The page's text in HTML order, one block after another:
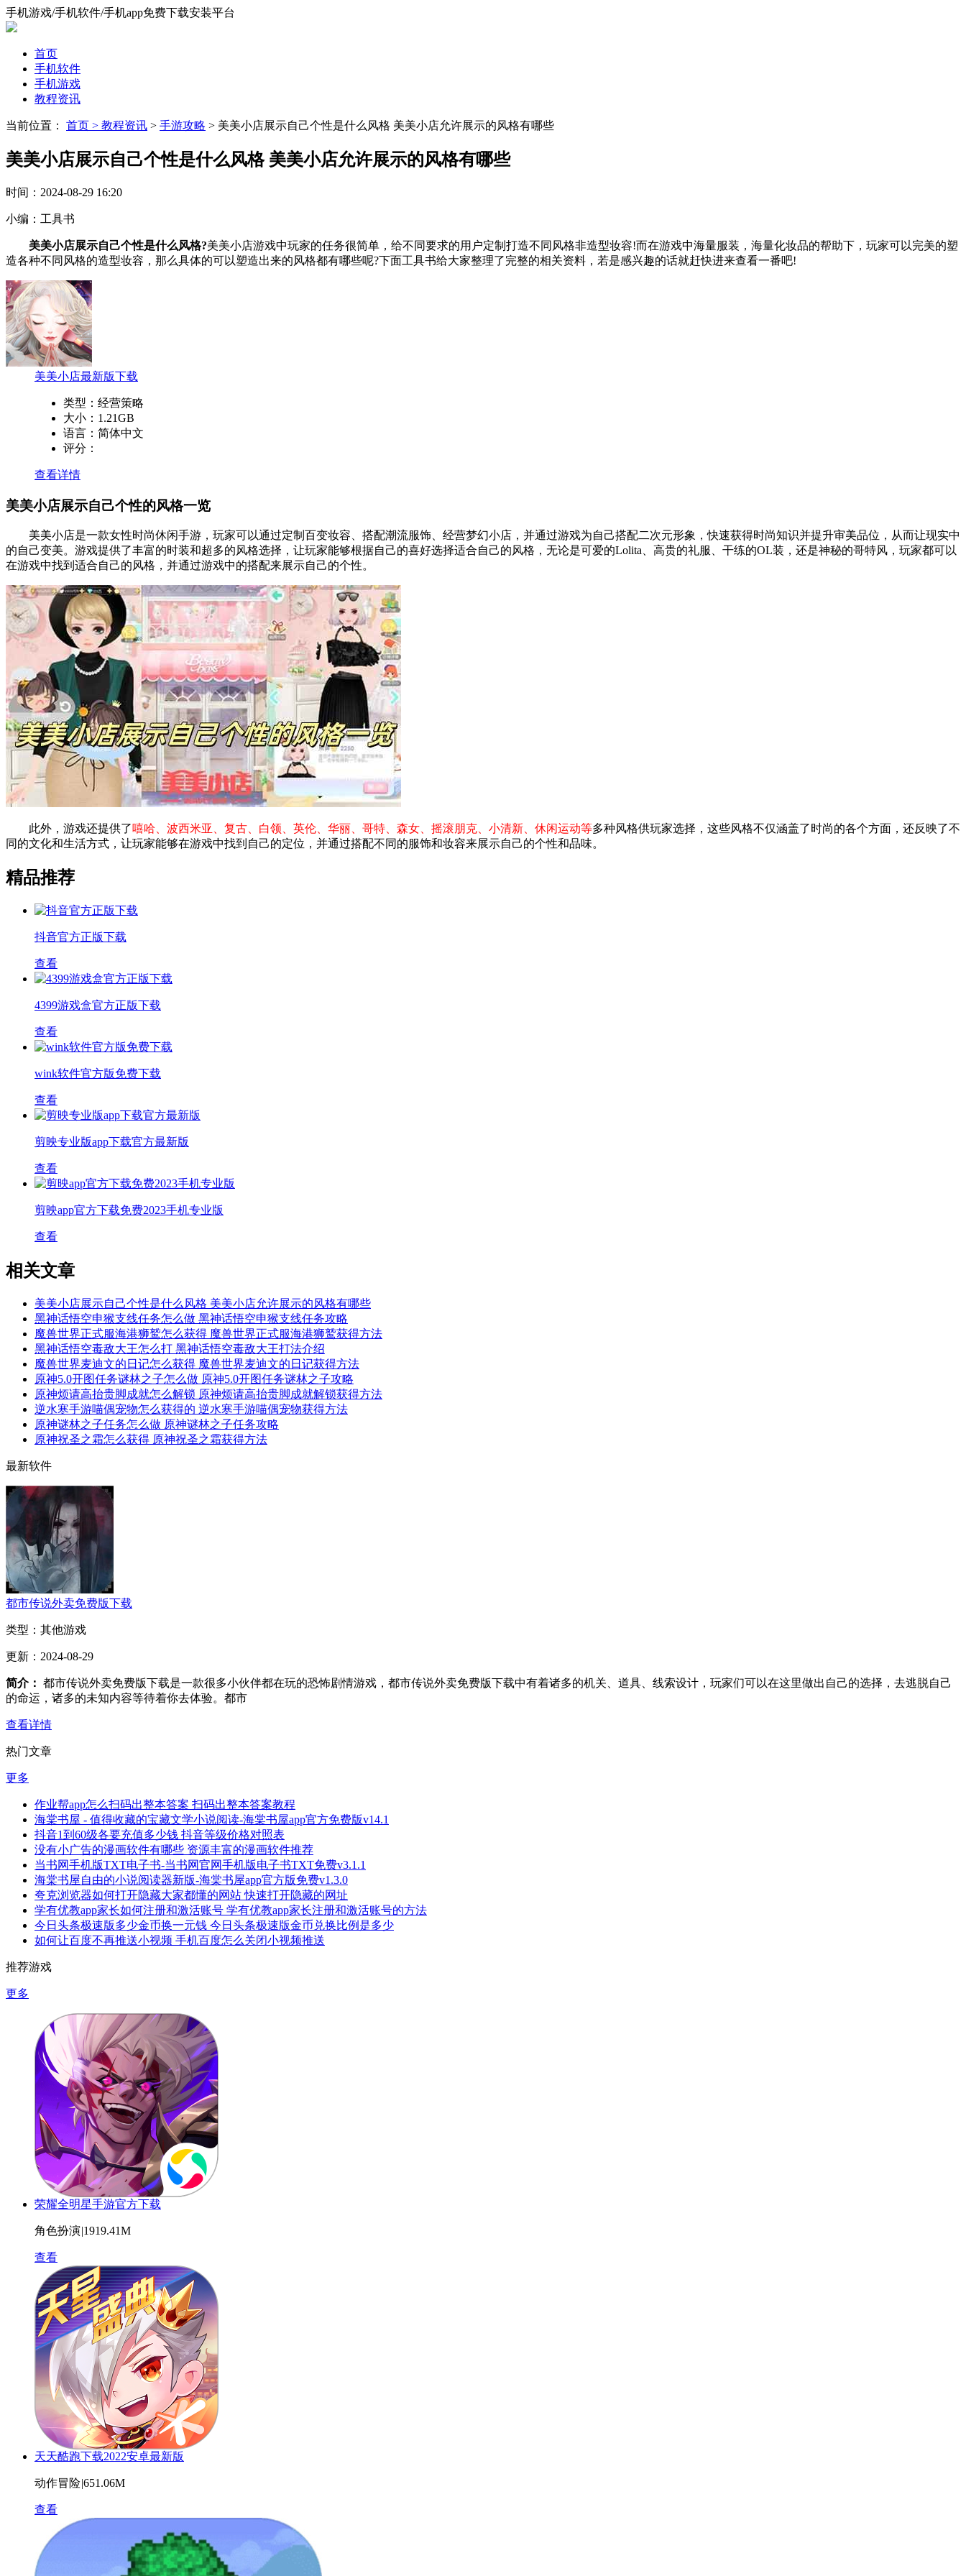
手机游戏/手机软件/手机app免费下载安装平台
首页
手机软件
手机游戏
教程资讯
当前位置： 首页 > 教程资讯 > 手游攻略 > 美美小店展示自己个性是什么风格 美美小店允许展示的风格有哪些
美美小店展示自己个性是什么风格 美美小店允许展示的风格有哪些
时间： 2024-08-29 16:20
小编： 工具书
美美小店展示自己个性是什么风格?美美小店游戏中玩家的任务很简单，给不同要求的用户定制打造不同风格非造型妆容!而在游戏中海量服装，海量化妆品的帮助下，玩家可以完美的塑
造各种不同风格的造型妆容，那么具体的可以塑造出来的风格都有哪些呢?下面工具书给大家整理了完整的相关资料，若是感兴趣的话就赶快进来查看一番吧!
美美小店最新版下载
类型： 经营策略
大小： 1.21GB
语言： 简体中文
评分：
查看详情
美美小店展示自己个性的风格一览
美美小店是一款女性时尚休闲手游，玩家可以通过定制百变妆容、搭配潮流服饰、经营梦幻小店，并通过游戏为自己搭配二次元形象，快速获得时尚知识并提升审美品位，从而让现实中
的自己变美。游戏提供了丰富的时装和超多的风格选择，让玩家能够根据自己的喜好选择适合自己的风格，无论是可爱的Lolita、高贵的礼服、干练的OL装，还是神秘的哥特风，玩家都可以
在游戏中找到适合自己的风格，并通过游戏中的搭配来展示自己的个性。
此外，游戏还提供了嘻哈、波西米亚、复古、白领、英伦、华丽、哥特、森女、摇滚朋克、小清新、休闲运动等多种风格供玩家选择，这些风格不仅涵盖了时尚的各个方面，还反映了不
同的文化和生活方式，让玩家能够在游戏中找到自己的定位，并通过搭配不同的服饰和妆容来展示自己的个性和品味。
精品推荐
抖音官方正版下载
查看
4399游戏盒官方正版下载
查看
wink软件官方版免费下载
查看
剪映专业版app下载官方最新版
查看
剪映app官方下载免费2023手机专业版
查看
相关文章
美美小店展示自己个性是什么风格 美美小店允许展示的风格有哪些
黑神话悟空申猴支线任务怎么做 黑神话悟空申猴支线任务攻略
魔兽世界正式服海港狮鹫怎么获得 魔兽世界正式服海港狮鹫获得方法
黑神话悟空毒敌大王怎么打 黑神话悟空毒敌大王打法介绍
魔兽世界麦迪文的日记怎么获得 魔兽世界麦迪文的日记获得方法
原神5.0开图任务谜林之子怎么做 原神5.0开图任务谜林之子攻略
原神烦请高抬贵脚成就怎么解锁 原神烦请高抬贵脚成就解锁获得方法
逆水寒手游喵偶宠物怎么获得的 逆水寒手游喵偶宠物获得方法
原神谜林之子任务怎么做 原神谜林之子任务攻略
原神祝圣之霜怎么获得 原神祝圣之霜获得方法
最新软件
都市传说外卖免费版下载
类型： 其他游戏
更新： 2024-08-29
简介： 都市传说外卖免费版下载是一款很多小伙伴都在玩的恐怖剧情游戏，都市传说外卖免费版下载中有着诸多的机关、道具、线索设计，玩家们可以在这里做出自己的选择，去逃脱自己
的命运，诸多的未知内容等待着你去体验。都市
查看详情
热门文章
更多
作业帮app怎么扫码出整本答案 扫码出整本答案教程
海棠书屋 - 值得收藏的宝藏文学小说阅读-海棠书屋app官方免费版v14.1
抖音1到60级各要充值多少钱 抖音等级价格对照表
没有小广告的漫画软件有哪些 资源丰富的漫画软件推荐
当书网手机版TXT电子书-当书网官网手机版电子书TXT免费v3.1.1
海棠书屋自由的小说阅读器新版-海棠书屋app官方版免费v1.3.0
夸克浏览器如何打开隐藏大家都懂的网站 快速打开隐藏的网址
学有优教app家长如何注册和激活账号 学有优教app家长注册和激活账号的方法
今日头条极速版多少金币换一元钱 今日头条极速版金币兑换比例是多少
如何让百度不再推送小视频 手机百度怎么关闭小视频推送
推荐游戏
更多
荣耀全明星手游官方下载
角色扮演|1919.41M
查看
天天酷跑下载2022安卓最新版
动作冒险|651.06M
查看